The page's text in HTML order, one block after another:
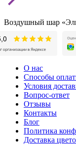
Воздушный шар
О нас
Способы
Условия
Вопрос-ответ
Отзывы
Контакты
Блог
Политика
Доставка